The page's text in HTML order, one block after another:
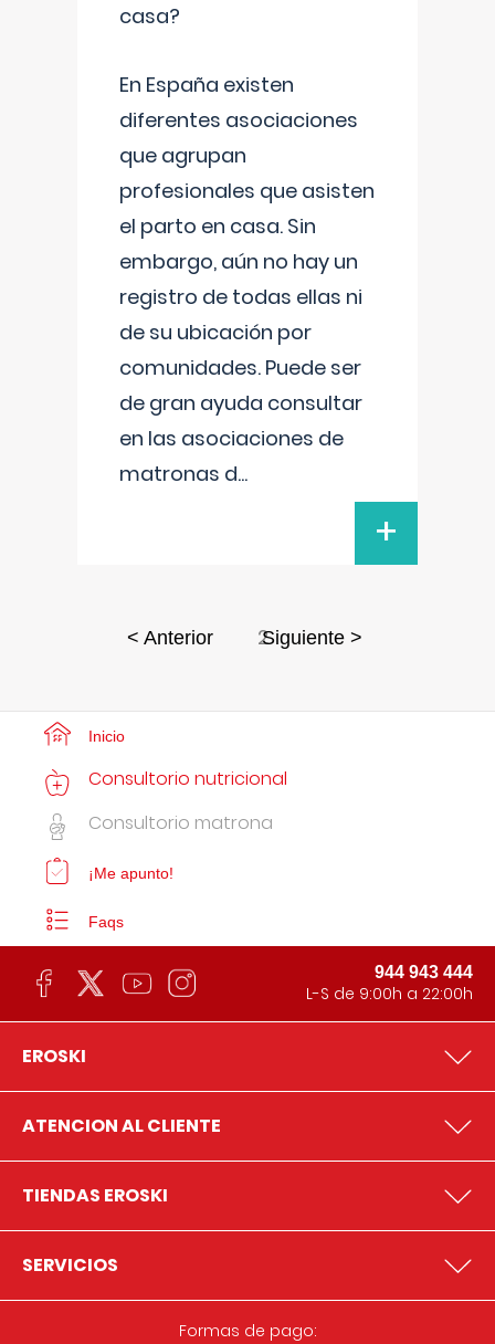
casa?
En España existen
diferentes asociaciones
que agrupan
profesionales que asisten
el parto en casa. Sin
embargo, aún no hay un
registro de todas ellas ni
de su ubicación por
comunidades. Puede ser
de gran ayuda consultar
en las asociaciones de
matronas d...
+
< Anterior 2Siguiente >
Inicio
Consultorio nutricional
Consultorio matrona
¡Me apunto!
Faqs
944 943 444
L-S de 9:00h a 22:00h
EROSKI
ATENCION AL CLIENTE
TIENDAS EROSKI
SERVICIOS
Formas de pago: